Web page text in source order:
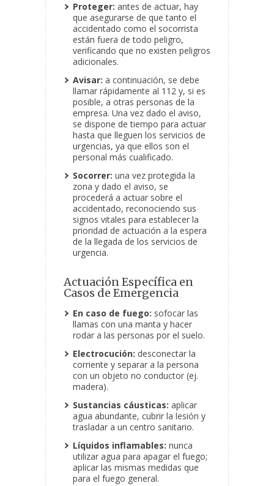
Proteger: antes de actuar, hay
que asegurarse de que tanto el
accidentado como el socorrista
están fuera de todo peligro,
verificando que no existen peligros
adicionales.
Avisar: a continuación, se debe
llamar rápidamente al 112 y, si es
posible, a otras personas de la
empresa. Una vez dado el aviso,
se dispone de tiempo para actuar
hasta que lleguen los servicios de
urgencias, ya que ellos son el
personal más cualificado.
Socorrer: una vez protegida la
zona y dado el aviso, se
procederá a actuar sobre el
accidentado, reconociendo sus
signos vitales para establecer la
prioridad de actuación a la espera
de la llegada de los servicios de
urgencia.
Actuación Específica en
Casos de Emergencia
En caso de fuego: sofocar las
llamas con una manta y hacer
rodar a las personas por el suelo.
Electrocución: desconectar la
corriente y separar a la persona
con un objeto no conductor (ej.
madera).
Sustancias cáusticas: aplicar
agua abundante, cubrir la lesión y
trasladar a un centro sanitario.
Líquidos inflamables: nunca
utilizar agua para apagar el fuego;
aplicar las mismas medidas que
para el fuego general.